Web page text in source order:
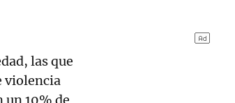
las que
violencia
un 10% de